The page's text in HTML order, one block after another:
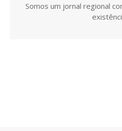
Somos um jornal regional